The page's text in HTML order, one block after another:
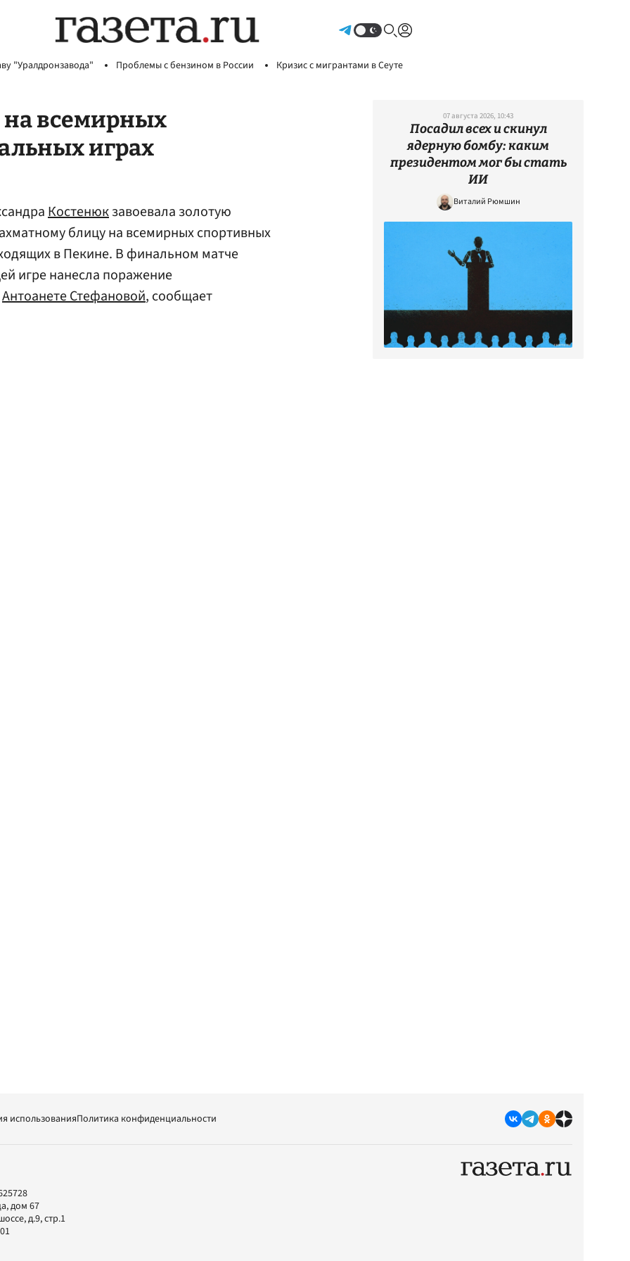
"Уралдронзавода" Проблемы с бензином в России Кризис с мигрантами в Сеуте
на всемирных
играх
Костенюкзавоевала золотую
блицу на всемирных спортивных
в Пекине. В финальном матче
игре нанесла поражение
Антоанете Стефановой, сообщает
07 августа 2026, 10:43
Посадил всех и скинул
ядерную бомбу: каким
президентом мог бы стать
ИИ
Виталий Рюмшин
использованияПолитика конфиденциальности
дом 67
д.9, стр.1